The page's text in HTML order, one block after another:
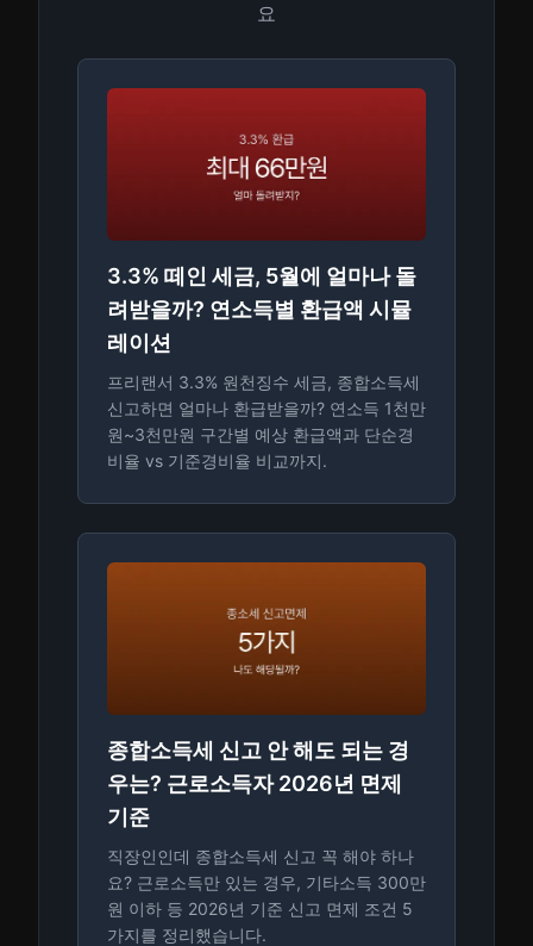
요
3.3% 떼인 세금, 5월에 얼마나 돌
려받을까? 연소득별 환급액 시뮬
레이션
프리랜서 3.3% 원천징수 세금, 종합소득세
신고하면 얼마나 환급받을까? 연소득 1천만
원~3천만원 구간별 예상 환급액과 단순경
비율 vs 기준경비율 비교까지.
종합소득세 신고 안 해도 되는 경
우는? 근로소득자 2026년 면제
기준
직장인인데 종합소득세 신고 꼭 해야 하나
요? 근로소득만 있는 경우, 기타소득 300만
원 이하 등 2026년 기준 신고 면제 조건 5
가지를 정리했습니다.